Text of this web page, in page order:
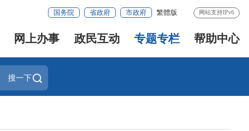
国务院 省政府 市政府 繁體版 网站支持IPv6
网上办事 政民互动 专题专栏 帮助中心
搜一下